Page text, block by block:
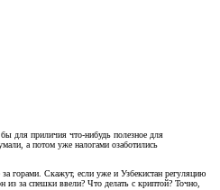
для приличия что-нибудь полезное для
а потом уже налогами озаботились
горами. Скажут, если уже и Узбекистан регуляцию
из за спешки ввели? Что делать с криптой? Точно,